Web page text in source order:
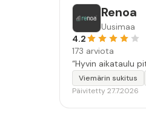
Renoa
Uusimaa
4.2
173 arviota
“Hyvin aikataulu
Viemärin sukitus
Päivitetty 27.7.2026